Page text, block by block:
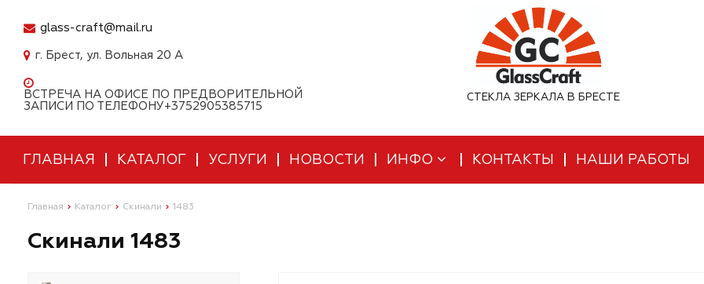
glass-craft@mail.ru
г. Брест, ул. Вольная 20 А
ВСТРЕЧА НА ОФИСЕ ПО ПРЕДВОРИТЕЛЬНОЙ
ЗАПИСИ ПО ТЕЛЕФОНУ+3752905385715
СТЕКЛА ЗЕРКАЛА В БРЕСТЕ
ГЛАВНАЯ КАТАЛОГ УСЛУГИ НОВОСТИ ИНФО КОНТАКТЫ НАШИ РАБОТЫ
Главная Каталог Скинали 1483
Скинали 1483